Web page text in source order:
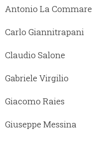
Antonio La Commare
Carlo Giannitrapani
Claudio Salone
Gabriele Virgilio
Giacomo Raies
Giuseppe Messina